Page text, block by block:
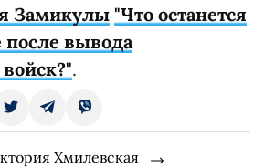
Замикулы "Что останется
после вывода
.
Хмилевская